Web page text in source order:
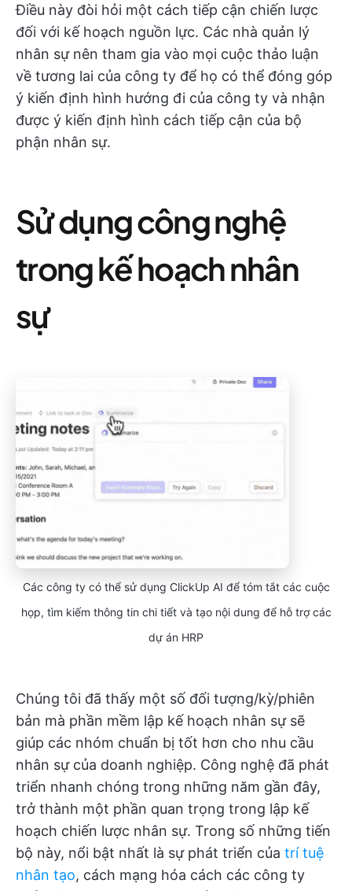
Điều này đòi hỏi một cách tiếp cận chiến lược
đối với kế hoạch nguồn lực. Các nhà quản lý
nhân sự nên tham gia vào mọi cuộc thảo luận
về tương lai của công ty để họ có thể đóng góp
ý kiến định hình hướng đi của công ty và nhận
được ý kiến định hình cách tiếp cận của bộ
phận nhân sự.
Sử dụng công nghệ
trong kế hoạch nhân
sự
Các công ty có thể sử dụng ClickUp AI để tóm tắt các cuộc
họp, tìm kiếm thông tin chi tiết và tạo nội dung để hỗ trợ các
dự án HRP
Chúng tôi đã thấy một số đối tượng/kỳ/phiên
bản mà phần mềm lập kế hoạch nhân sự sẽ
giúp các nhóm chuẩn bị tốt hơn cho nhu cầu
nhân sự của doanh nghiệp. Công nghệ đã phát
triển nhanh chóng trong những năm gần đây,
trở thành một phần quan trọng trong lập kế
hoạch chiến lược nhân sự. Trong số những tiến
bộ này, nổi bật nhất là sự phát triển của trí tuệ
nhân tạo, cách mạng hóa cách các công ty